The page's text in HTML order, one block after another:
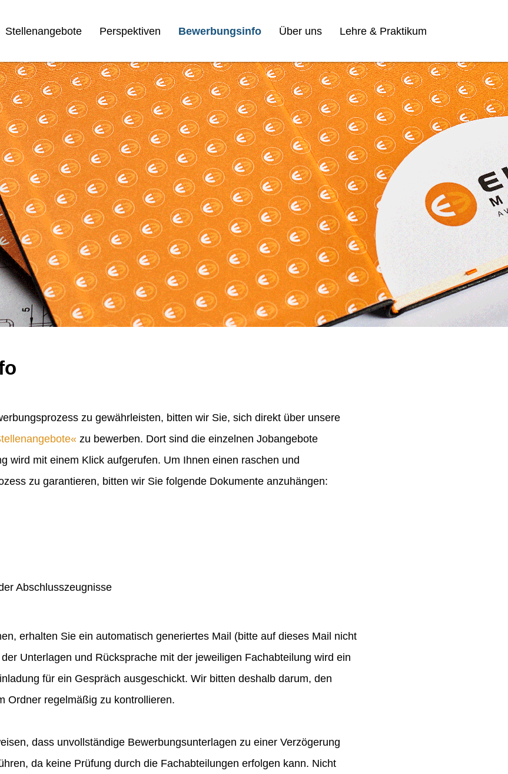
Stellenangebote Perspektiven Bewerbungsinfo Über uns Lehre & Praktikum
zu gewährleisten, bitten wir Sie, sich direkt über unsere
zu bewerben. Dort sind die einzelnen Jobangebote
wird mit einem Klick aufgerufen. Um Ihnen einen raschen und
zu garantieren, bitten wir Sie folgende Dokumente anzuhängen:
Abschlusszeugnisse
erhalten Sie ein automatisch generiertes Mail (bitte auf dieses Mail nicht
Unterlagen und Rücksprache mit der jeweiligen Fachabteilung wird ein
für ein Gespräch ausgeschickt. Wir bitten deshalb darum, den
Ordner regelmäßig zu kontrollieren.
dass unvollständige Bewerbungsunterlagen zu einer Verzögerung
da keine Prüfung durch die Fachabteilungen erfolgen kann. Nicht